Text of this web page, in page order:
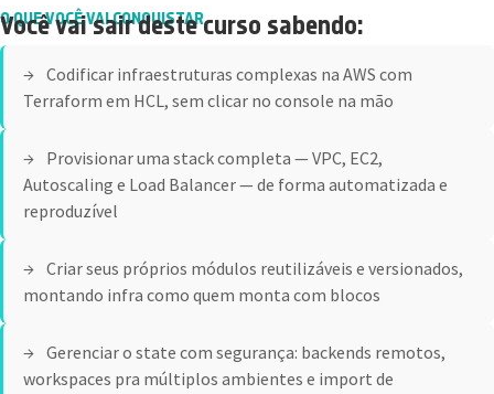
O QUE VOCÊ VAI CONQUISTAR
Você vai sair deste curso sabendo:
Codificar infraestruturas complexas na AWS com
Terraform em HCL, sem clicar no console na mão
Provisionar uma stack completa — VPC, EC2,
Autoscaling e Load Balancer — de forma automatizada e
reproduzível
Criar seus próprios módulos reutilizáveis e versionados,
montando infra como quem monta com blocos
Gerenciar o state com segurança: backends remotos,
workspaces pra múltiplos ambientes e import de